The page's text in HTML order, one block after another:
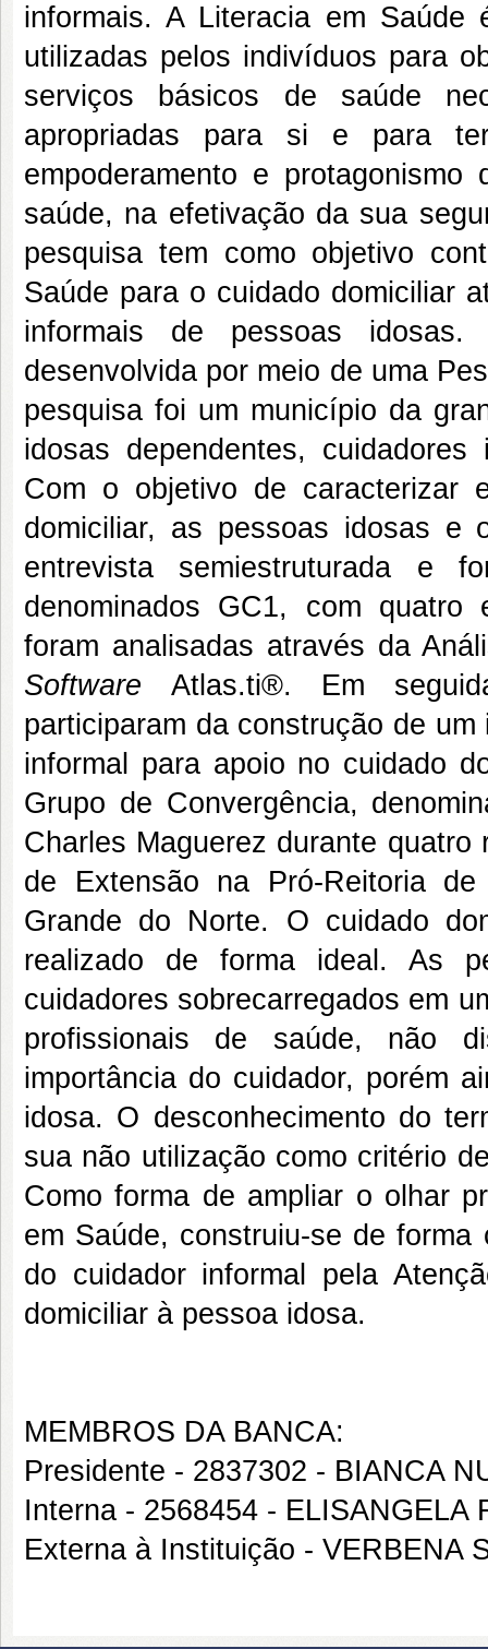
informais. A Literacia em Saúde
utilizadas pelos indivíduos para
serviços básicos de saúde
apropriadas para si e para
empoderamento e
saúde, na efetivação da sua
pesquisa tem como objetivo
Saúde para o cuidado domiciliar
informais de pessoas
desenvolvida por meio de uma
pesquisa foi um município da
idosas dependentes,
Com o objetivo de caracterizar
domiciliar, as pessoas idosas e
entrevista semiestruturada e
denominados GC1, com quatro
foram analisadas através da
SoftwareAtlas.ti®. Em
participaram da construção de
informal para apoio no cuidado
Grupo de Convergência,
Charles Maguerez durante
de Extensão na Pró-Reitoria
Grande do Norte. O cuidado
realizado de forma ideal. As
cuidadores sobrecarregados em
profissionais de saúde, não
importância do cuidador, porém
idosa. O desconhecimento do
sua não utilização como critério
Como forma de ampliar o olhar
em Saúde, construiu-se de
do cuidador informal pela
domiciliar à pessoa idosa.
MEMBROS DA BANCA:
Presidente - 2837302 - BIANCA
Interna - 2568454 - ELISANGELA
Externa à Instituição - VERBENA